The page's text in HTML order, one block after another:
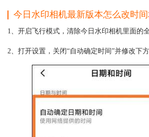
今日水印相机最新版本怎么改时
1、开启飞行模式，清除今日水印相机里面的
2、打开设置，关闭“自动确定时间”并修改下方